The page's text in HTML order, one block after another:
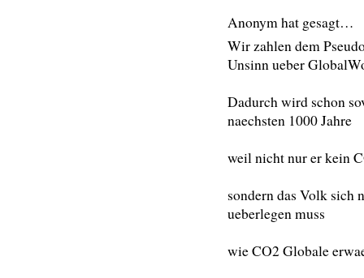
Anonym hat gesagt…
Wir zahlen dem
Unsinn ueber
Dadurch wird schon
naechsten 1000 Jahre
weil nicht nur er kein
sondern das Volk sich
ueberlegen muss
wie CO2 Globale